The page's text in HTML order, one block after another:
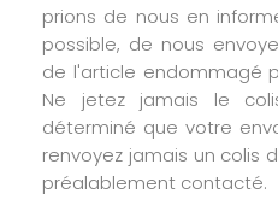
prions de nous en
possible, de nous
de l'article endommagé
Ne jetez jamais le
déterminé que votre
renvoyez jamais un colis
préalablement contacté.